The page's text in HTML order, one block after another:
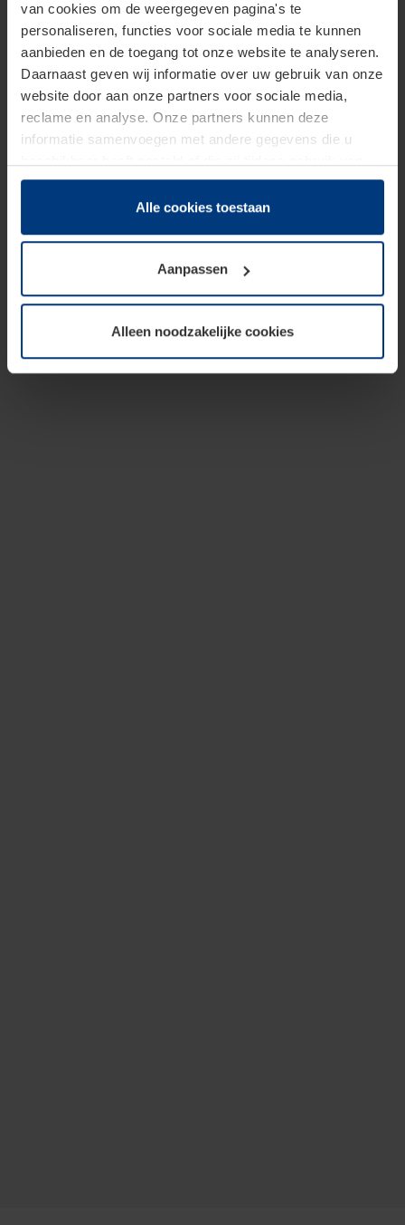
van cookies om de weergegeven pagina's te
personaliseren, functies voor sociale media te kunnen
aanbieden en de toegang tot onze website te analyseren.
Daarnaast geven wij informatie over uw gebruik van onze
website door aan onze partners voor sociale media,
reclame en analyse. Onze partners kunnen deze
informatie samenvoegen met andere gegevens die u
hun diensten hebben verzameld.
Juridisch hebben wij het recht om cookies op uw
van deze pagina's absoluut vereist is. Voor alle andere
soorten cookies is uw toestemming benodigd. Uw
toestemming kunt u op elk moment bij de uitleg van de
wijzigen of herroepen.
Alle cookies toestaan
Aanpassen
Alleen noodzakelijke cookies